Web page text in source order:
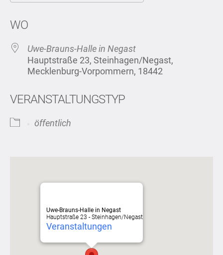
WO
Uwe-Brauns-Halle in Negast
Hauptstraße 23, Steinhagen/Negast,
Mecklenburg-Vorpommern, 18442
VERANSTALTUNGSTYP
öffentlich
Uwe-Brauns-Halle in Negast
Hauptstraße 23 - Steinhagen/Negast
Veranstaltungen